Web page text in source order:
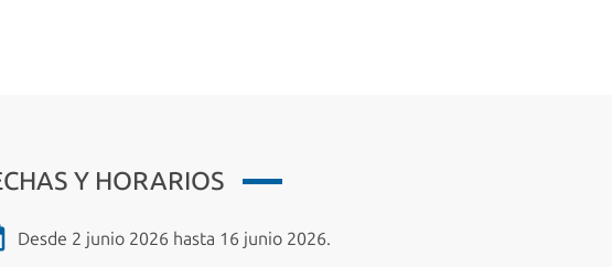
Y HORARIOS
Desde 2 junio 2026 hasta 16 junio 2026.